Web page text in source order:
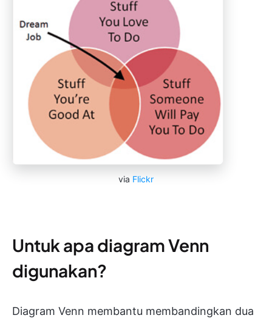
via Flickr
Untuk apa diagram Venn
digunakan?
Diagram Venn membantu membandingkan dua